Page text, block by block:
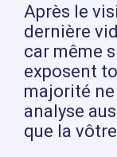
Après le
dernière
car même
exposent
majorité
analyse
que la